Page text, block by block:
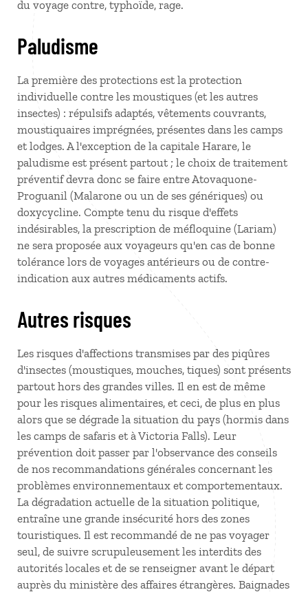
du voyage contre, typhoïde, rage.
Paludisme
La première des protections est la protection
individuelle contre les moustiques (et les autres
insectes) : répulsifs adaptés, vêtements couvrants,
moustiquaires imprégnées, présentes dans les camps
et lodges. A l'exception de la capitale Harare, le
paludisme est présent partout ; le choix de traitement
préventif devra donc se faire entre Atovaquone-
Proguanil (Malarone ou un de ses génériques) ou
doxycycline. Compte tenu du risque d'effets
indésirables, la prescription de méfloquine (Lariam)
ne sera proposée aux voyageurs qu'en cas de bonne
tolérance lors de voyages antérieurs ou de contre-
indication aux autres médicaments actifs.
Autres risques
Les risques d'affections transmises par des piqûres
d'insectes (moustiques, mouches, tiques) sont présents
partout hors des grandes villes. Il en est de même
pour les risques alimentaires, et ceci, de plus en plus
alors que se dégrade la situation du pays (hormis dans
les camps de safaris et à Victoria Falls). Leur
prévention doit passer par l'observance des conseils
de nos recommandations générales concernant les
problèmes environnementaux et comportementaux.
La dégradation actuelle de la situation politique,
entraîne une grande insécurité hors des zones
touristiques. Il est recommandé de ne pas voyager
seul, de suivre scrupuleusement les interdits des
autorités locales et de se renseigner avant le départ
auprès du ministère des affaires étrangères. Baignades